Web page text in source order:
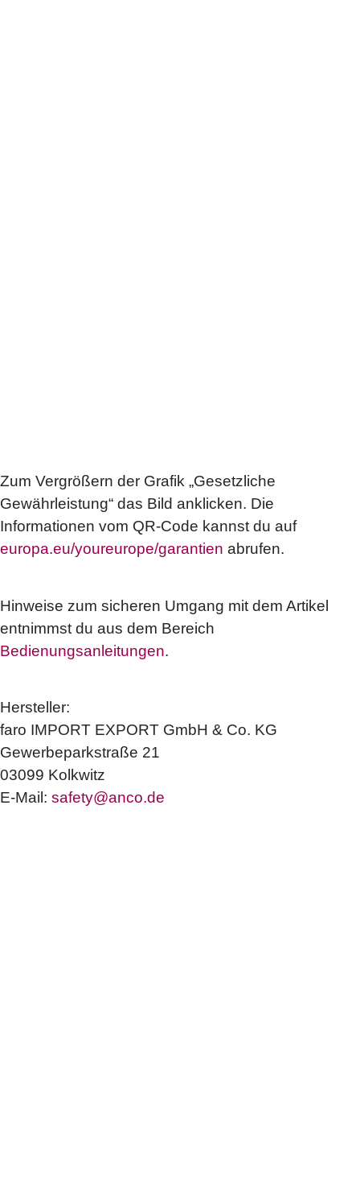
Zum Vergrößern der Grafik „Gesetzliche
Gewährleistung“ das Bild anklicken. Die
Informationen vom QR-Code kannst du auf
europa.eu/youreurope/garantien abrufen.
Hinweise zum sicheren Umgang mit dem Artikel
entnimmst du aus dem Bereich
Bedienungsanleitungen.
Hersteller:
faro IMPORT EXPORT GmbH & Co. KG
Gewerbeparkstraße 21
03099 Kolkwitz
E-Mail: safety@anco.de